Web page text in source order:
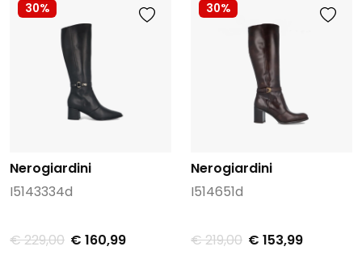
30%
Nerogiardini
I5143334d
€ 229,00 € 160,99
30%
Nerogiardini
I514651d
€ 219,00 € 153,99